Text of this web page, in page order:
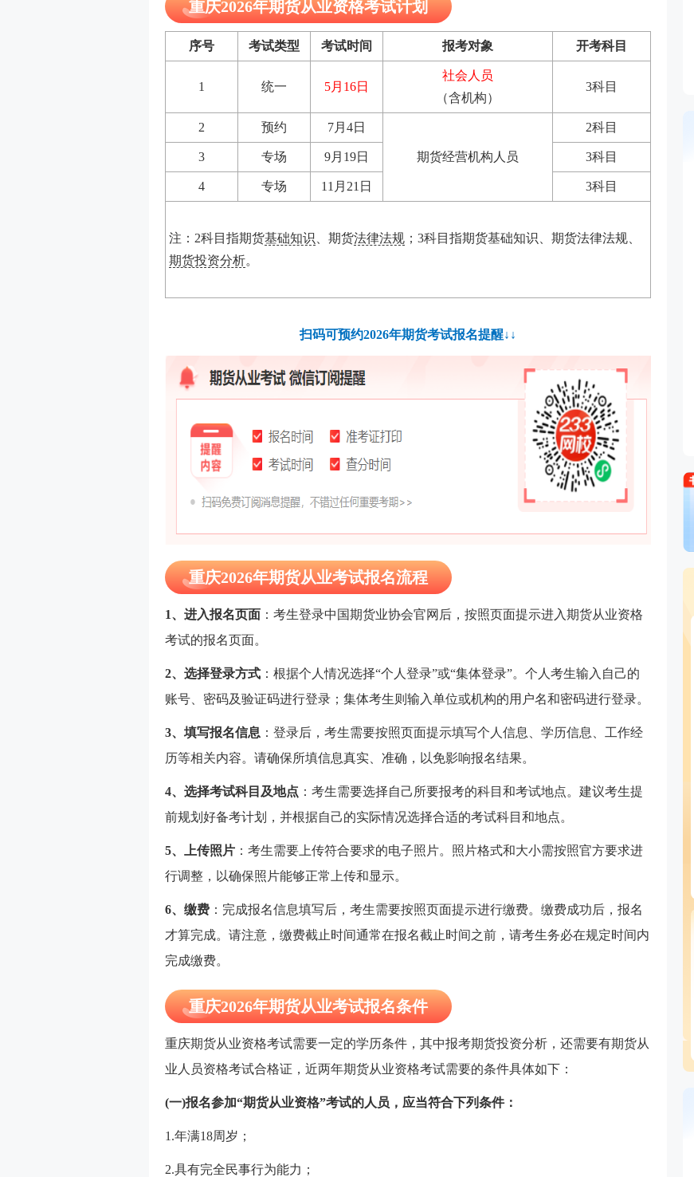
重庆2026年期货从业资格考试计划
序号 考试类型 考试时间 报考对象 开考科目
1 统一 5月16日
社会人员
（含机构）
3科目
2 预约 7月 4日
期货经营机构人员
2科目
3 专场 9月 19日 3科目
4 专场 11月 21 日 3科目
注： 2科目指期货基础知识 、期货法律法规 ； 3科目指期货基础知识、期货法律法规、
期货投资分析。
扫码可预约2026年期货考试报名提醒↓↓
重庆2026年期货从业考试报名流程
1、进入报名页面 ：考生登录中国期货业协会官网后，按照页面提示进入期货从业资格
考试的报名页面。
2、选择登录方式 ：根据个人情况选择“个人登录”或“集体登录”。个人考生输入自己的
账号、密码及验证码进行登录；集体考生则输入单位或机构的用户名和密码进行登录。
3、填写报名信息 ：登录后，考生需要按照页面提示填写个人信息、学历信息、工作经
历等相关内容。请确保所填信息真实、准确，以免影响报名结果。
4、选择考试科目及地点 ：考生需要选择自己所要报考的科目和考试地点。建议考生提
前规划好备考计划，并根据自己的实际情况选择合适的考试科目和地点。
5、上传照片 ：考生需要上传符合要求的电子照片。照片格式和大小需按照官方要求进
行调整，以确保照片能够正常上传和显示。
6、缴费 ：完成报名信息填写后，考生需要按照页面提示进行缴费。缴费成功后，报名
才算完成。请注意，缴费截止时间通常在报名截止时间之前，请考生务必在规定时间内
完成缴费。
重庆2026年期货从业考试报名条件
重庆期货从业资格考试需要一定的学历条件，其中报考期货投资分析，还需要有期货从
业人员资格考试合格证，近两年期货从业资格考试需要的条件具体如下：
(一)报名参加“期货从业资格”考试的人员，应当符合下列条件：
1.年满18周岁；
2.具有完全民事行为能力；